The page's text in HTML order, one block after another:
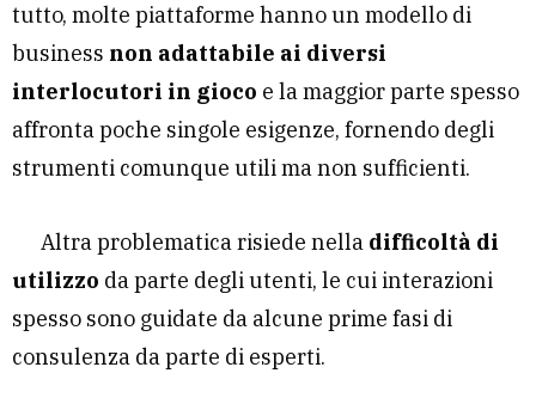
tutto, molte piattaforme hanno un modello di
business non adattabile ai diversi
interlocutori in gioco e la maggior parte spesso
affronta poche singole esigenze, fornendo degli
strumenti comunque utili ma non sufficienti.
Altra problematica risiede nella difficoltà di
utilizzo da parte degli utenti, le cui interazioni
spesso sono guidate da alcune prime fasi di
consulenza da parte di esperti.